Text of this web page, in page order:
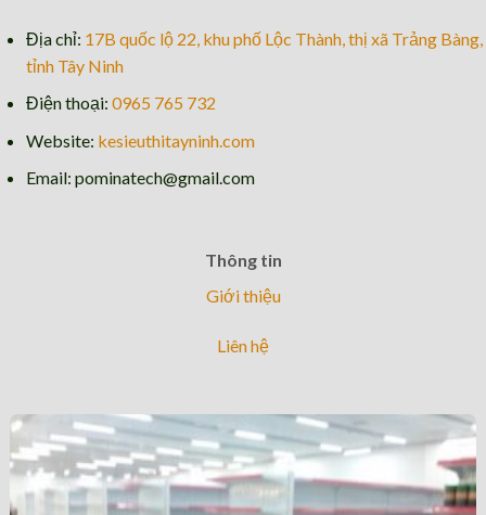
Địa chỉ: 17B quốc lộ 22, khu phố Lộc Thành, thị xã Trảng Bàng,
tỉnh Tây Ninh
Điện thoại: 0965 765 732
Website: kesieuthitayninh.com
Email: pominatech@gmail.com
Thông tin
Giới thiệu
Liên hệ